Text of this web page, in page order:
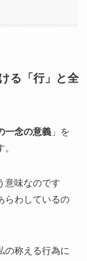
る「行」と全
一念の意義」を
意味なのです
らわしているの
の称える行為に